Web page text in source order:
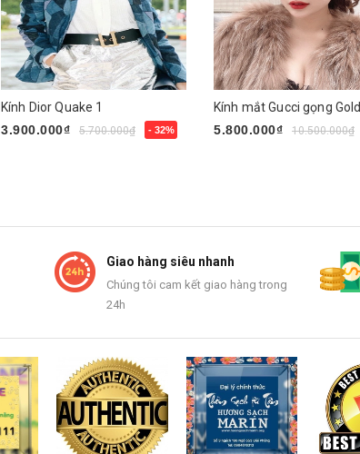
Kính Dior Quake 1
3.900.000₫
5.700.000₫ - 32%
Kính mắt Gucci gọng Gold
5.800.000₫
10.500.000₫
Giao hàng siêu nhanh
Chúng tôi cam kết giao hàng trong
24h